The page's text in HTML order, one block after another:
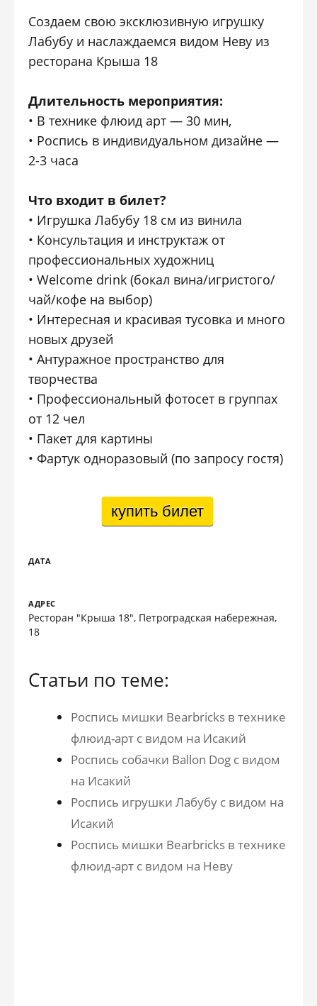
Создаем свою эксклюзивную игрушку
Лабубу и наслаждаемся видом Неву из
ресторана Крыша 18
Длительность мероприятия:
• В технике флюид арт — 30 мин,
• Роспись в индивидуальном дизайне —
2-3 часа
Что входит в билет?
• Игрушка Лабубу 18 см из винила
• Консультация и инструктаж от
профессиональных художниц
• Welcome drink (бокал вина/игристого/
чай/кофе на выбор)
• Интересная и красивая тусовка и много
новых друзей
• Антуражное пространство для
творчества
• Профессиональный фотосет в группах
от 12 чел
• Пакет для картины
• Фартук одноразовый (по запросу гостя)
купить билет
ДАТА
АДРЕС
Ресторан "Крыша 18", Петроградская набережная,
18
Статьи по теме:
Роспись мишки Bearbricks в технике
флюид-арт с видом на Исакий
Роспись собачки Ballon Dog с видом
на Исакий
Роспись игрушки Лабубу с видом на
Исакий
Роспись мишки Bearbricks в технике
флюид-арт с видом на Неву